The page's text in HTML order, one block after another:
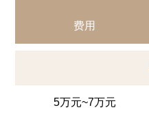
费用
5万元~7万元